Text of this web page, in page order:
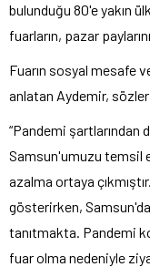
bulunduğu 80'e yakın
fuarların, pazar
Fuarın sosyal mesafe
anlatan Aydemir,
“Pandemi şartlarından
Samsun'umuzu temsil
azalma ortaya
gösterirken,
tanıtmakta. Pandemi
fuar olma nedeniyle